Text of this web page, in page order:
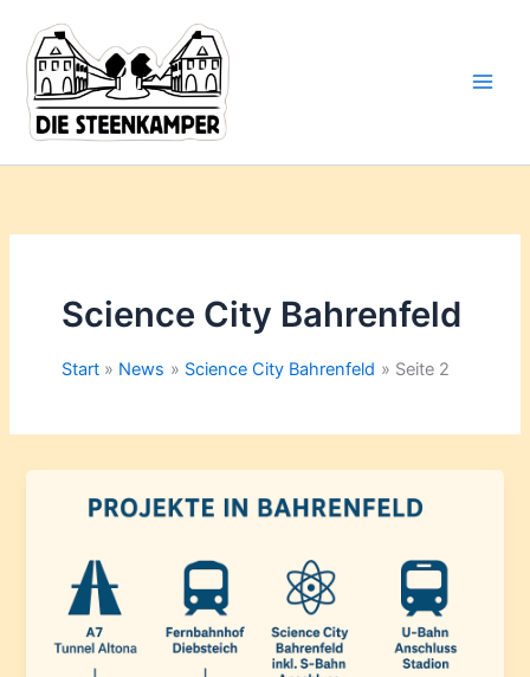
Inhalt
springen
Science City Bahrenfeld
Start News Science City Bahrenfeld Seite 2
deine
Mail-
Adresse
ein ...